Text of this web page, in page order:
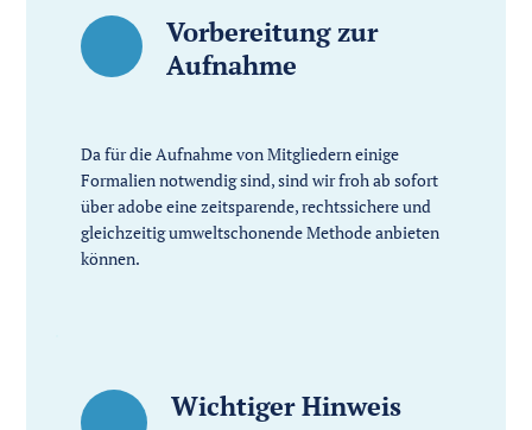
Vorbereitung zur
Aufnahme
Da für die Aufnahme von Mitgliedern einige
Formalien notwendig sind, sind wir froh ab sofort
über adobe eine zeitsparende, rechtssichere und
gleichzeitig umweltschonende Methode anbieten
können.
Wichtiger Hinweis